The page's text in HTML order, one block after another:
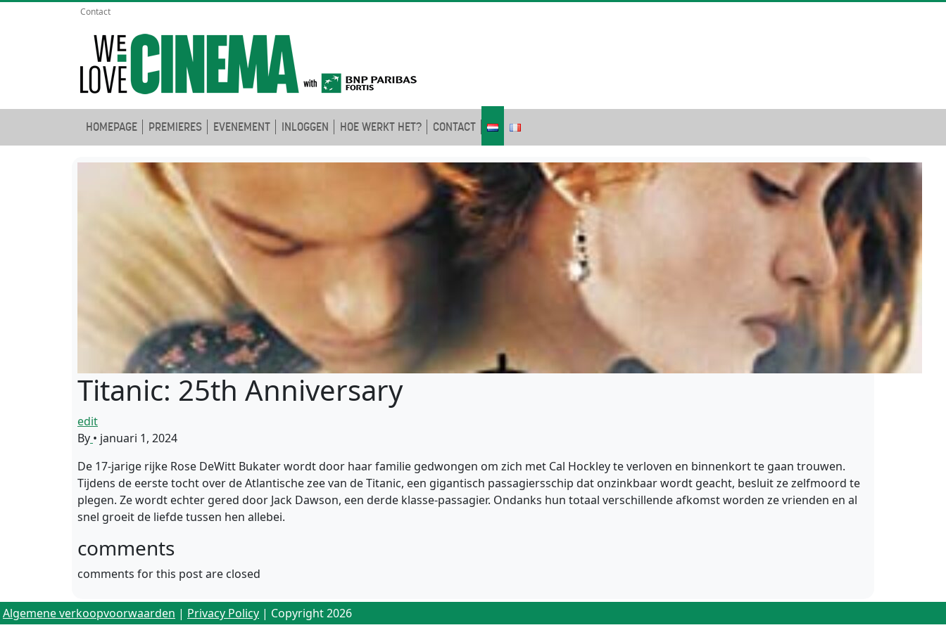
Contact
HOMEPAGE PREMIERES EVENEMENT INLOGGEN HOE WERKT HET? CONTACT
Titanic: 25th Anniversary
edit
By • januari 1, 2024
De 17-jarige rijke Rose DeWitt Bukater wordt door haar familie gedwongen om zich met Cal Hockley te verloven en binnenkort te gaan trouwen.
Tijdens de eerste tocht over de Atlantische zee van de Titanic, een gigantisch passagiersschip dat onzinkbaar wordt geacht, besluit ze zelfmoord te
plegen. Ze wordt echter gered door Jack Dawson, een derde klasse-passagier. Ondanks hun totaal verschillende afkomst worden ze vrienden en al
snel groeit de liefde tussen hen allebei.
comments
comments for this post are closed
Algemene verkoopvoorwaarden | Privacy Policy | Copyright 2026